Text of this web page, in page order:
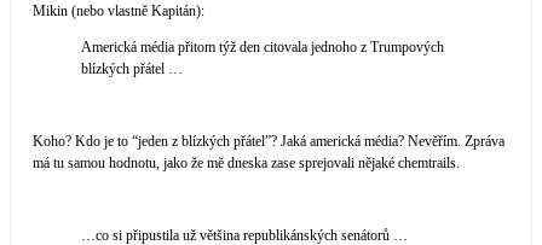
Mikin (nebo vlastně Kapitán):
Americká média přitom týž den citovala jednoho z Trumpových
blízkých přátel …
Koho? Kdo je to “jeden z blízkých přátel”? Jaká americká média? Nevěřím. Zpráva
má tu samou hodnotu, jako že mě dneska zase sprejovali nějaké chemtrails.
…co si připustila už většina republikánských senátorů …